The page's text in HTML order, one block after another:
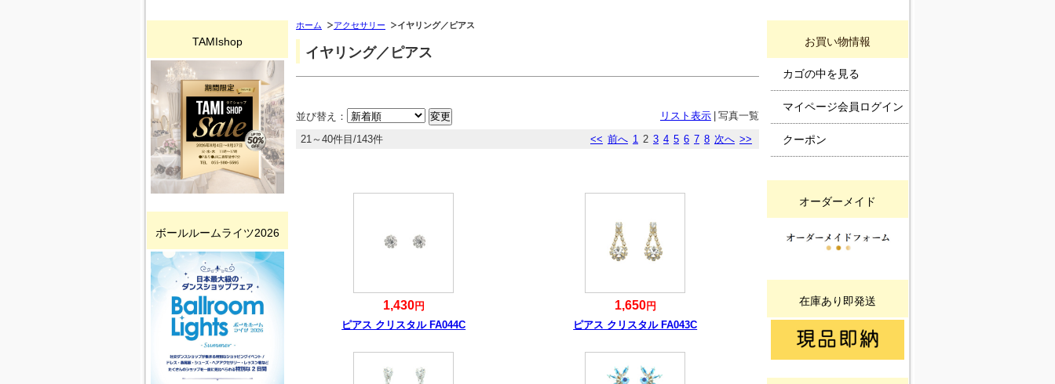
ホーム アクセサリー イヤリング／ピアス
イヤリング／ピアス
リスト表示 | 写真一覧
並び替え：
<< 前へ 1 2 3 4 5 6 7 8 次へ >>
21～40件目/143件
1,430円
ピアス クリスタル FA044C
1,650円
ピアス クリスタル FA043C
TAMIshop
ボールルームライツ2026
お買い物情報
カゴの中を見る
マイページ会員ログイン
クーポン
オーダーメイド
在庫あり即発送